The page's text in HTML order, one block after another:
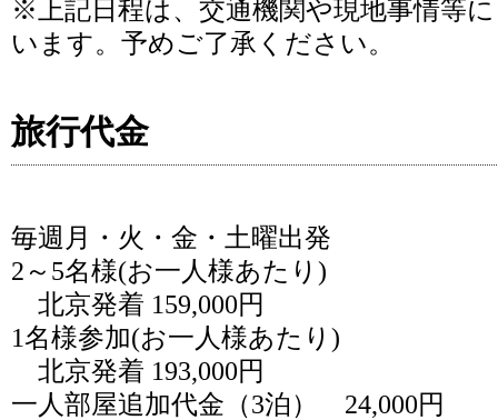
※上記日程は、交通機関や現地事情等
います。予めご了承ください。
旅行代金
毎週月・火・金・土曜出発
2～5名様(お一人様あたり)
北京発着 159,000円
1名様参加(お一人様あたり)
北京発着 193,000円
一人部屋追加代金（3泊） 24,000円